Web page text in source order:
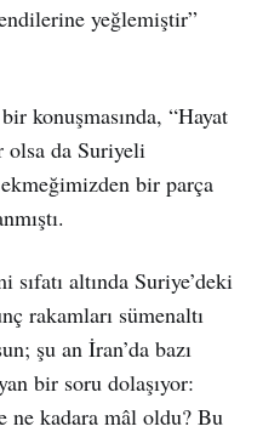
yeğlemiştir”
konuşmasında, “Hayat
olsa da Suriyeli
bir parça
altında Suriye’deki
rakamları sümenaltı
şu an İran’da bazı
bir soru dolaşıyor:
ne kadara mâl oldu? Bu